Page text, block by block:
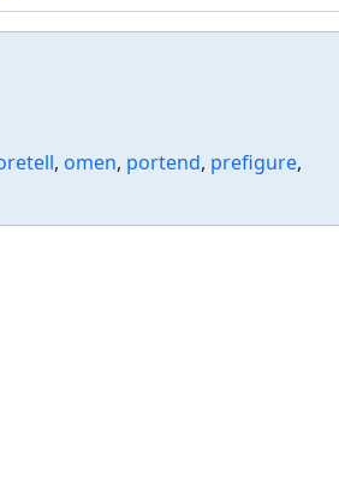
, omen, portend, prefigure,